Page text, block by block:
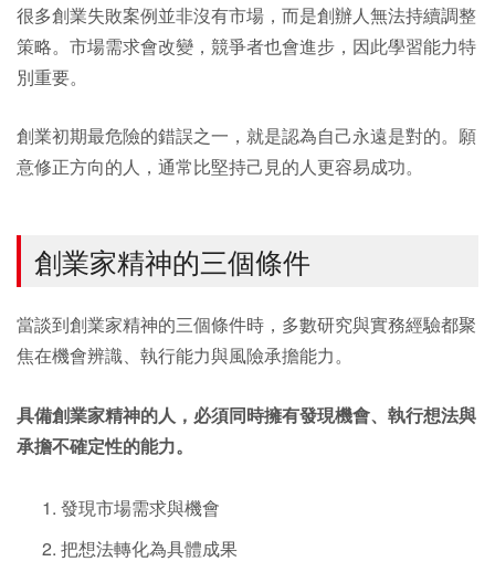
很多創業失敗案例並非沒有市場，而是創辦人無法持續調整
策略。市場需求會改變，競爭者也會進步，因此學習能力特
別重要。
創業初期最危險的錯誤之一，就是認為自己永遠是對的。願
意修正方向的人，通常比堅持己見的人更容易成功。
創業家精神的三個條件
當談到創業家精神的三個條件時，多數研究與實務經驗都聚
焦在機會辨識、執行能力與風險承擔能力。
具備創業家精神的人，必須同時擁有發現機會、執行想法與
承擔不確定性的能力。
發現市場需求與機會
把想法轉化為具體成果